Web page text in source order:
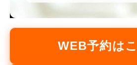
WEB予約は